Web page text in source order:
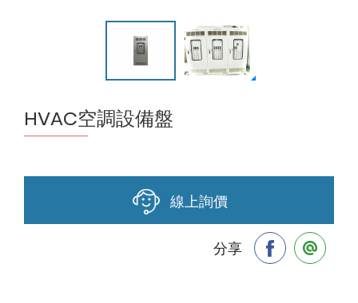
HVAC空調設備盤
線上詢價
分享